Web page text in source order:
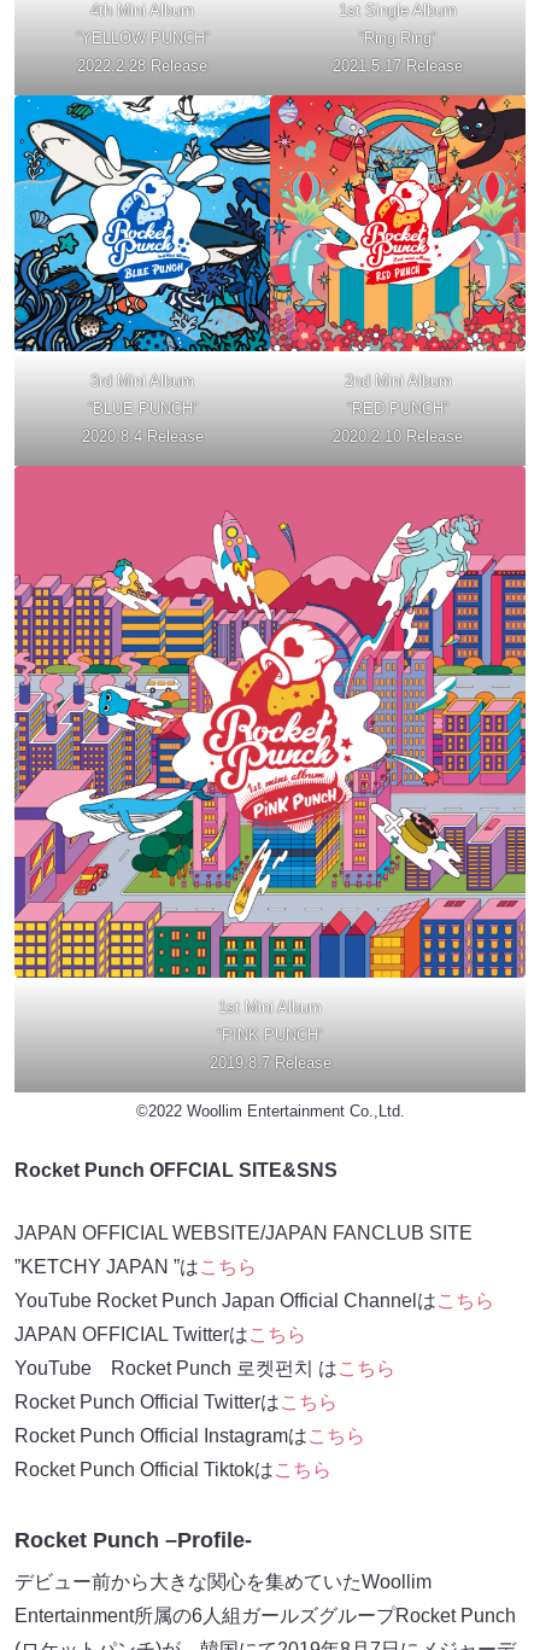
4th Mini Album
“YELLOW PUNCH”
2022.2.28 Release
1st Single Album
“Ring Ring”
2021.5.17 Release
3rd Mini Album
“BLUE PUNCH”
2020.8.4 Release
2nd Mini Album
“RED PUNCH”
2020.2.10 Release
1st Mini Album
“PINK PUNCH”
2019.8.7 Release
©2022 Woollim Entertainment Co.,Ltd.
Rocket Punch OFFCIAL SITE&SNS
JAPAN OFFICIAL WEBSITE/JAPAN FANCLUB SITE
”KETCHY JAPAN ”はこちら
YouTube Rocket Punch Japan Official Channelはこちら
JAPAN OFFICIAL Twitterはこちら
YouTube Rocket Punch 로켓펀치 はこちら
Rocket Punch Official Twitterはこちら
Rocket Punch Official Instagramはこちら
Rocket Punch Official Tiktokはこちら
Rocket Punch –Profile-
デビュー前から大きな関心を集めていたWoollim
Entertainment所属の6人組ガールズグループRocket Punch